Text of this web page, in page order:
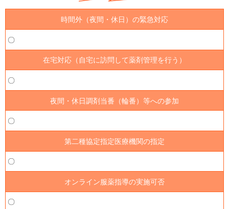
時間外（夜間・休日）の緊急対応
〇
在宅対応（自宅に訪問して薬剤管理を行う）
〇
夜間・休日調剤当番（輪番）等への参加
〇
第二種協定指定医療機関の指定
〇
オンライン服薬指導の実施可否
〇